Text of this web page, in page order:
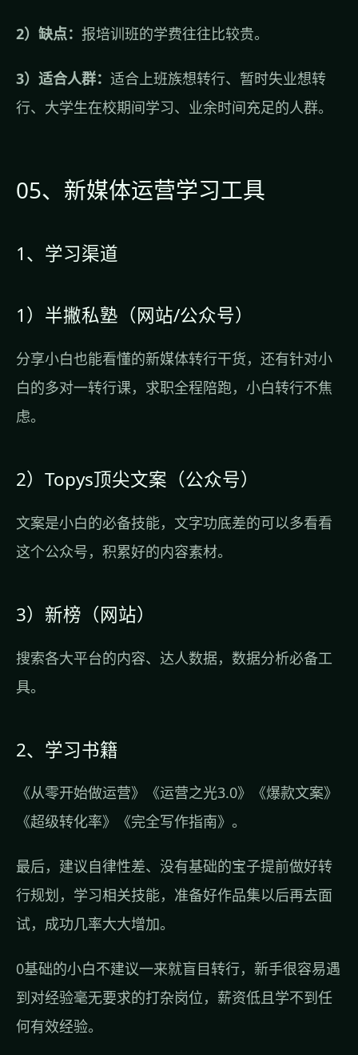
2）缺点： 报培训班的学费往往比较贵。
3）适合人群： 适合上班族想转行、暂时失业想转
行、大学生在校期间学习、业余时间充足的人群。
05、新媒体运营学习工具
1、学习渠道
1）半撇私塾（网站/公众号）
分享小白也能看懂的新媒体转行干货，还有针对小
白的多对一转行课，求职全程陪跑，小白转行不焦
虑。
2）Topys顶尖文案（公众号）
文案是小白的必备技能，文字功底差的可以多看看
这个公众号，积累好的内容素材。
3）新榜（网站）
搜索各大平台的内容、达人数据，数据分析必备工
具。
2、学习书籍
《从零开始做运营》《运营之光3.0》《爆款文案》
《超级转化率》《完全写作指南》。
最后，建议自律性差、没有基础的宝子提前做好转
行规划，学习相关技能，准备好作品集以后再去面
试，成功几率大大增加。
0基础的小白不建议一来就盲目转行，新手很容易遇
到对经验毫无要求的打杂岗位，薪资低且学不到任
何有效经验。